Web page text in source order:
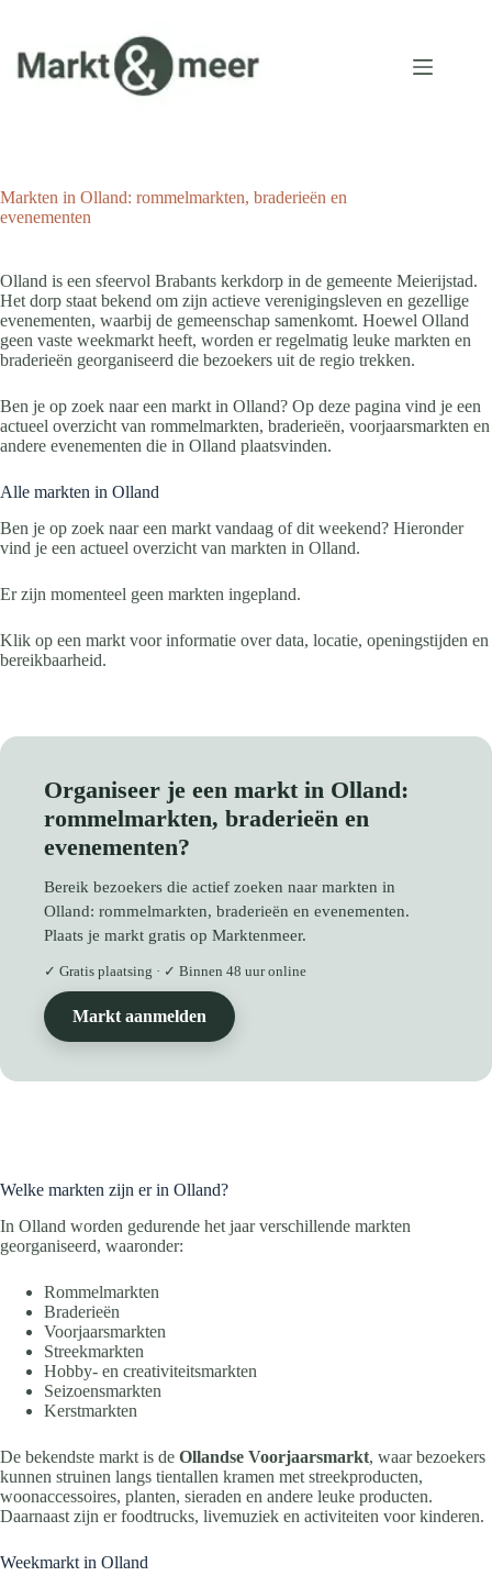
inhoud
Markten in Olland: rommelmarkten, braderieën en
evenementen
Olland is een sfeervol Brabants kerkdorp in de gemeente Meierijstad.
Het dorp staat bekend om zijn actieve verenigingsleven en gezellige
evenementen, waarbij de gemeenschap samenkomt. Hoewel Olland
geen vaste weekmarkt heeft, worden er regelmatig leuke markten en
braderieën georganiseerd die bezoekers uit de regio trekken.
Ben je op zoek naar een markt in Olland? Op deze pagina vind je een
actueel overzicht van rommelmarkten, braderieën, voorjaarsmarkten en
andere evenementen die in Olland plaatsvinden.
Alle markten in Olland
Ben je op zoek naar een markt vandaag of dit weekend? Hieronder
vind je een actueel overzicht van markten in Olland.
Er zijn momenteel geen markten ingepland.
Klik op een markt voor informatie over data, locatie, openingstijden en
bereikbaarheid.
Organiseer je een markt in Olland:
rommelmarkten, braderieën en
evenementen?
Bereik bezoekers die actief zoeken naar markten in
Olland: rommelmarkten, braderieën en evenementen.
Plaats je markt gratis op Marktenmeer.
✓ Gratis plaatsing · ✓ Binnen 48 uur online
Markt aanmelden
Welke markten zijn er in Olland?
In Olland worden gedurende het jaar verschillende markten
georganiseerd, waaronder:
Rommelmarkten
Braderieën
Voorjaarsmarkten
Streekmarkten
Hobby- en creativiteitsmarkten
Seizoensmarkten
Kerstmarkten
De bekendste markt is de Ollandse Voorjaarsmarkt, waar bezoekers
kunnen struinen langs tientallen kramen met streekproducten,
woonaccessoires, planten, sieraden en andere leuke producten.
Daarnaast zijn er foodtrucks, livemuziek en activiteiten voor kinderen.
Weekmarkt in Olland